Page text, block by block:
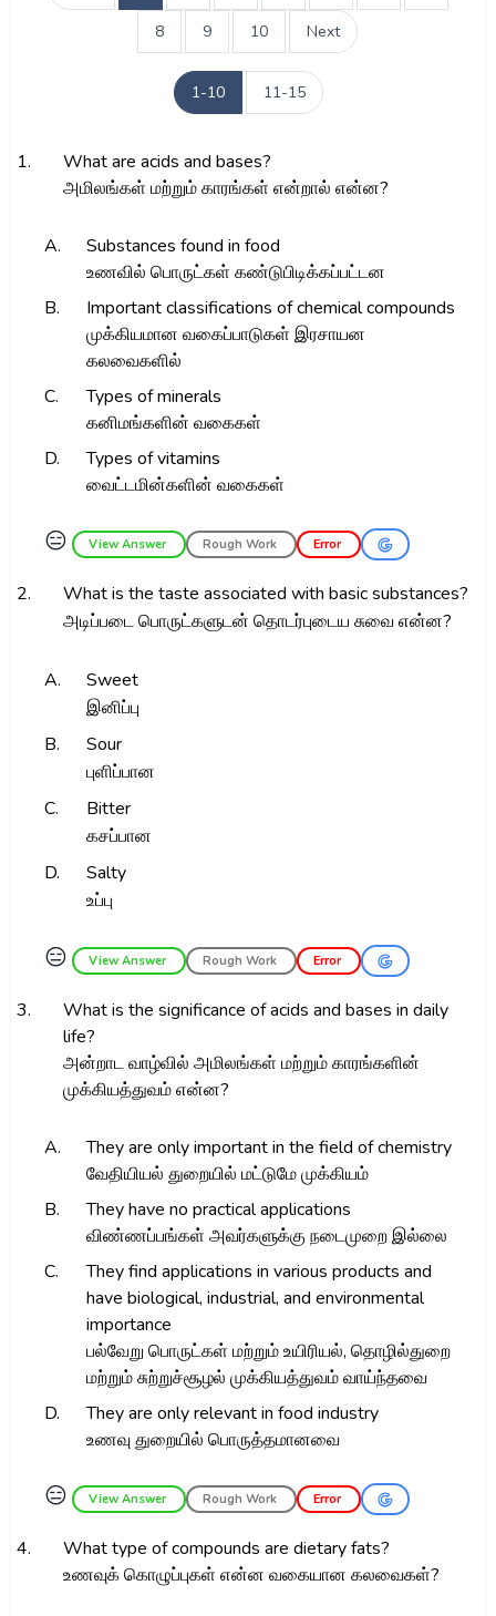
8 9 10 Next
1-10 11-15
1.
What are acids and bases?
அமிலங்கள் மற்றும் காரங்கள் என்றால் என்ன?
A.
Substances found in food
உணவில் பொருட்கள் கண்டுபிடிக்கப்பட்டன
B.
Important classifications of chemical compounds
முக்கியமான வகைப்பாடுகள் இரசாயன
கலவைகளில்
C.
Types of minerals
கனிமங்களின் வகைகள்
D.
Types of vitamins
வைட்டமின்களின் வகைகள்
😑 View Answer Rough Work Error
2.
What is the taste associated with basic substances?
அடிப்படை பொருட்களுடன் தொடர்புடைய சுவை என்ன?
A.
Sweet
இனிப்பு
B.
Sour
புளிப்பான
C.
Bitter
கசப்பான
D.
Salty
உப்பு
😑 View Answer Rough Work Error
3.
What is the significance of acids and bases in daily
life?
அன்றாட வாழ்வில் அமிலங்கள் மற்றும் காரங்களின்
முக்கியத்துவம் என்ன?
A.
They are only important in the field of chemistry
வேதியியல் துறையில் மட்டுமே முக்கியம்
B.
They have no practical applications
விண்ணப்பங்கள் அவர்களுக்கு நடைமுறை இல்லை
C.
They find applications in various products and
have biological, industrial, and environmental
importance
பல்வேறு பொருட்கள் மற்றும் உயிரியல், தொழில்துறை
மற்றும் சுற்றுச்சூழல் முக்கியத்துவம் வாய்ந்தவை
D.
They are only relevant in food industry
உணவு துறையில் பொருத்தமானவை
😑 View Answer Rough Work Error
4.
What type of compounds are dietary fats?
உணவுக் கொழுப்புகள் என்ன வகையான கலவைகள்?